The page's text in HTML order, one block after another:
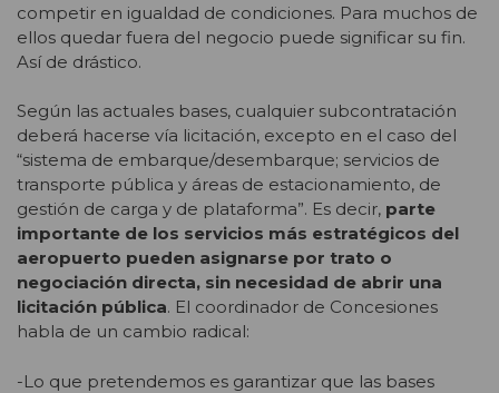
competir en igualdad de condiciones. Para muchos de
ellos quedar fuera del negocio puede significar su fin.
Así de drástico.
Según las actuales bases, cualquier subcontratación
deberá hacerse vía licitación, excepto en el caso del
“sistema de embarque/desembarque; servicios de
transporte pública y áreas de estacionamiento, de
gestión de carga y de plataforma”. Es decir, parte
importante de los servicios más estratégicos del
aeropuerto pueden asignarse por trato o
negociación directa, sin necesidad de abrir una
licitación pública. El coordinador de Concesiones
habla de un cambio radical:
-Lo que pretendemos es garantizar que las bases